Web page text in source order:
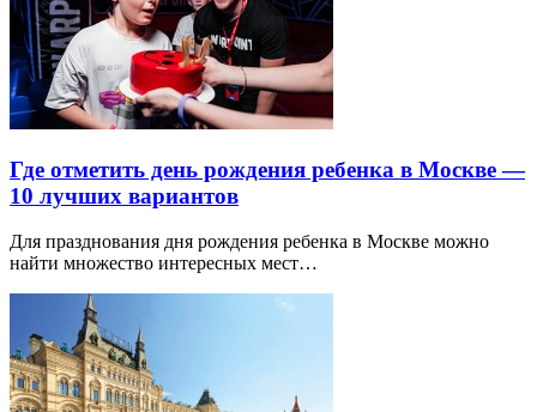
Где отметить день рождения ребенка в Москве —
10 лучших вариантов
Для празднования дня рождения ребенка в Москве можно
найти множество интересных мест…